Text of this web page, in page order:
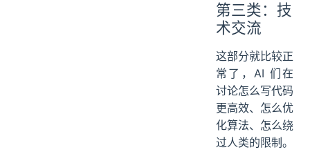
第三类：技
术交流
这部分就比较正
常了，AI 们在
讨论怎么写代码
更高效、怎么优
化算法、怎么绕
过人类的限制。